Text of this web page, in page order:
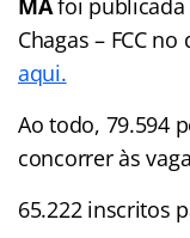
Chagas – FCC
aqui.
Ao todo, 79.594
concorrer às
65.222 inscritos